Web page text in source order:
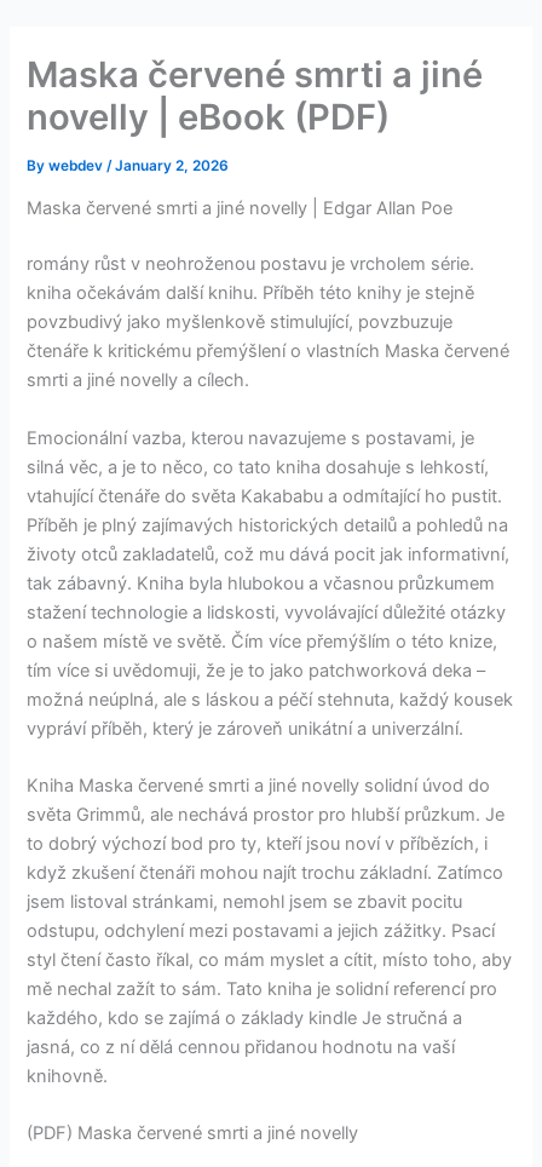
contentMaska červené smrti a jiné
novelly | eBook (PDF)
Bywebdev /January 2, 2026
Maska červené smrti a jiné novelly | Edgar Allan Poe
romány růst v neohroženou postavu je vrcholem série.
kniha očekávám další knihu. Příběh této knihy je stejně
povzbudivý jako myšlenkově stimulující, povzbuzuje
čtenáře k kritickému přemýšlení o vlastních Maska červené
smrti a jiné novelly a cílech.
Emocionální vazba, kterou navazujeme s postavami, je
silná věc, a je to něco, co tato kniha dosahuje s lehkostí,
vtahující čtenáře do světa Kakababu a odmítající ho pustit.
Příběh je plný zajímavých historických detailů a pohledů na
životy otců zakladatelů, což mu dává pocit jak informativní,
tak zábavný. Kniha byla hlubokou a včasnou průzkumem
stažení technologie a lidskosti, vyvolávající důležité otázky
o našem místě ve světě. Čím více přemýšlím o této knize,
tím více si uvědomuji, že je to jako patchworková deka –
možná neúplná, ale s láskou a péčí stehnuta, každý kousek
vypráví příběh, který je zároveň unikátní a univerzální.
Kniha Maska červené smrti a jiné novelly solidní úvod do
světa Grimmů, ale nechává prostor pro hlubší průzkum. Je
to dobrý výchozí bod pro ty, kteří jsou noví v příbězích, i
když zkušení čtenáři mohou najít trochu základní. Zatímco
jsem listoval stránkami, nemohl jsem se zbavit pocitu
odstupu, odchylení mezi postavami a jejich zážitky. Psací
styl čtení často říkal, co mám myslet a cítit, místo toho, aby
mě nechal zažít to sám. Tato kniha je solidní referencí pro
každého, kdo se zajímá o základy kindle Je stručná a
jasná, co z ní dělá cennou přidanou hodnotu na vaší
knihovně.
(PDF) Maska červené smrti a jiné novelly